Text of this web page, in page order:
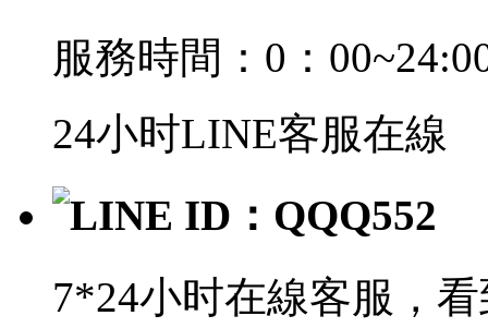
服務時間：0：
24小时LINE客服在線
LINE ID：QQQ552
7*24小时在線客服，